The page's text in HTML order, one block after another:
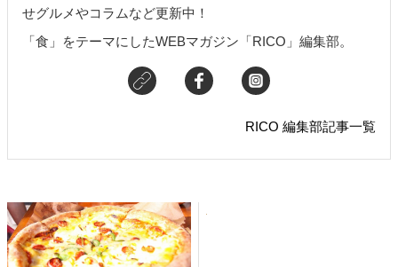
せグルメやコラムなど更新中！
「食」をテーマにしたWEBマガジン「RICO」編集部。
RICO 編集部記事一覧